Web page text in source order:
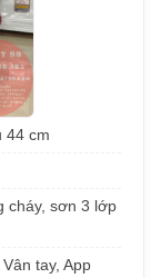
44 cm
cháy, sơn 3 lớp
tay, App